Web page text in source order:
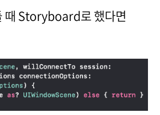
때 Storyboard로 했다면